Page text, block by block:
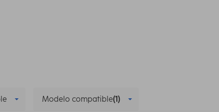
Modelo compatible(1)